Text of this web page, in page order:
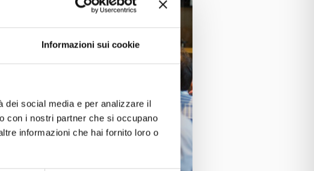
Informazioni sui cookie
dei social media e per analizzare il
con i nostri partner che si occupano
informazioni che hai fornito loro o